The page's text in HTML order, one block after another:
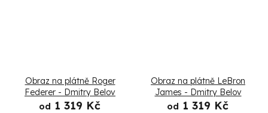
Obraz na plátně Roger
Federer - Dmitry Belov
od 1 319 Kč
Obraz na plátně LeBron
James - Dmitry Belov
od 1 319 Kč